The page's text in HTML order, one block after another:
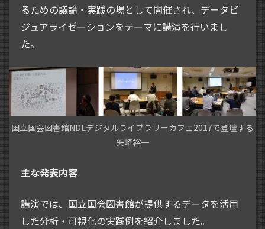
るための議論・実践の場として開催され、データビ
ジュアライゼーションをテーマに講演を行いまし
た。
国立国会図書館NDLデジタルライブラリーカフェ2017で登壇する
矢崎裕一
主な発表内容
講演では、国立国会図書館が提供するデータを活用
した分析・可視化の実践例を紹介しました。